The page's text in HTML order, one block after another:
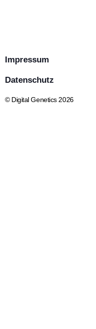
Impressum
Datenschutz
© Digital Genetics 2026